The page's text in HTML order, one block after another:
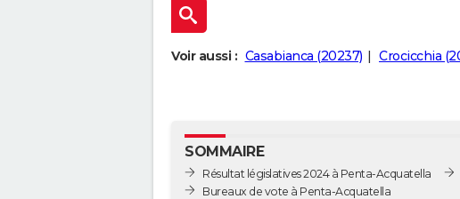
Voir aussi : Casabianca (20237) Crocicchia
SOMMAIRE
Résultat législatives 2024 à Penta-Acquatella
Bureaux de vote à Penta-Acquatella